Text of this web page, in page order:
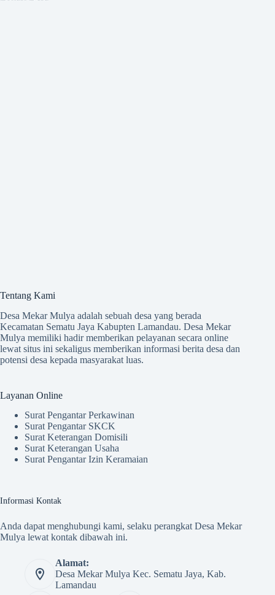
Tentang Kami
Desa Mekar Mulya adalah sebuah desa yang berada
Kecamatan Sematu Jaya Kabupten Lamandau. Desa Mekar
Mulya memiliki hadir memberikan pelayanan secara online
lewat situs ini sekaligus memberikan informasi berita desa dan
potensi desa kepada masyarakat luas.
Layanan Online
Surat Pengantar Perkawinan
Surat Pengantar SKCK
Surat Keterangan Domisili
Surat Keterangan Usaha
Surat Pengantar Izin Keramaian
Informasi Kontak
Anda dapat menghubungi kami, selaku perangkat Desa Mekar
Mulya lewat kontak dibawah ini.
Alamat:
Desa Mekar Mulya Kec. Sematu Jaya, Kab.
Lamandau